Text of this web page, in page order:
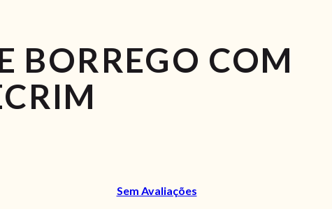
BORREGO COM
Sem Avaliações